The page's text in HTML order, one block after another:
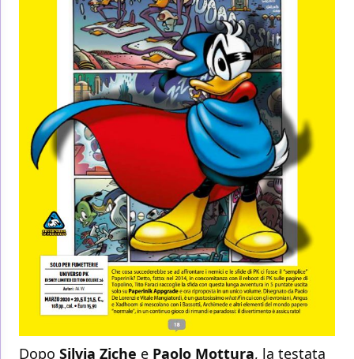
Dopo Silvia Ziche e Paolo Mottura, la testata